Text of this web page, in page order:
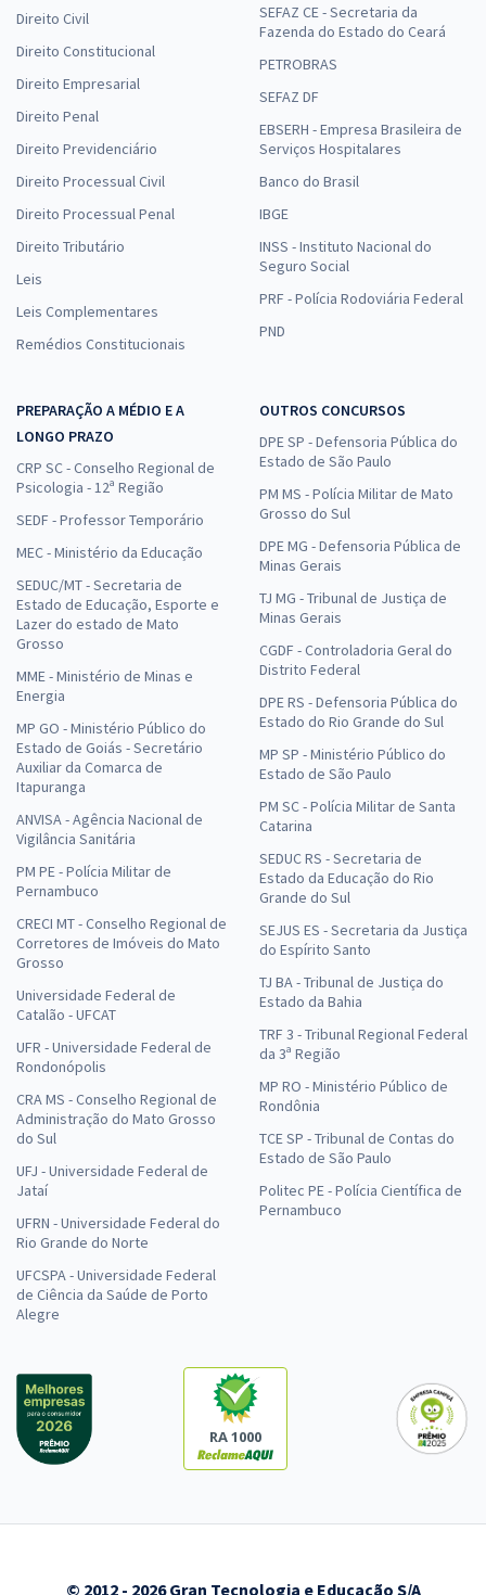
Direito Civil
Direito Constitucional
Direito Empresarial
Direito Penal
Direito Previdenciário
Direito Processual Civil
Direito Processual Penal
Direito Tributário
Leis
Leis Complementares
Remédios Constitucionais
SEFAZ CE - Secretaria da
Fazenda do Estado do Ceará
PETROBRAS
SEFAZ DF
EBSERH - Empresa Brasileira de
Serviços Hospitalares
Banco do Brasil
IBGE
INSS - Instituto Nacional do
Seguro Social
PRF - Polícia Rodoviária Federal
PND
PREPARAÇÃO A MÉDIO E A
LONGO PRAZO
CRP SC - Conselho Regional de
Psicologia - 12ª Região
SEDF - Professor Temporário
MEC - Ministério da Educação
SEDUC/MT - Secretaria de
Estado de Educação, Esporte e
Lazer do estado de Mato
Grosso
MME - Ministério de Minas e
Energia
MP GO - Ministério Público do
Estado de Goiás - Secretário
Auxiliar da Comarca de
Itapuranga
ANVISA - Agência Nacional de
Vigilância Sanitária
PM PE - Polícia Militar de
Pernambuco
CRECI MT - Conselho Regional de
Corretores de Imóveis do Mato
Grosso
Universidade Federal de
Catalão - UFCAT
UFR - Universidade Federal de
Rondonópolis
CRA MS - Conselho Regional de
Administração do Mato Grosso
do Sul
UFJ - Universidade Federal de
Jataí
UFRN - Universidade Federal do
Rio Grande do Norte
UFCSPA - Universidade Federal
de Ciência da Saúde de Porto
Alegre
OUTROS CONCURSOS
DPE SP - Defensoria Pública do
Estado de São Paulo
PM MS - Polícia Militar de Mato
Grosso do Sul
DPE MG - Defensoria Pública de
Minas Gerais
TJ MG - Tribunal de Justiça de
Minas Gerais
CGDF - Controladoria Geral do
Distrito Federal
DPE RS - Defensoria Pública do
Estado do Rio Grande do Sul
MP SP - Ministério Público do
Estado de São Paulo
PM SC - Polícia Militar de Santa
Catarina
SEDUC RS - Secretaria de
Estado da Educação do Rio
Grande do Sul
SEJUS ES - Secretaria da Justiça
do Espírito Santo
TJ BA - Tribunal de Justiça do
Estado da Bahia
TRF 3 - Tribunal Regional Federal
da 3ª Região
MP RO - Ministério Público de
Rondônia
TCE SP - Tribunal de Contas do
Estado de São Paulo
Politec PE - Polícia Científica de
Pernambuco
RA 1000
© 2012 - 2026 Gran Tecnologia e Educação S/A